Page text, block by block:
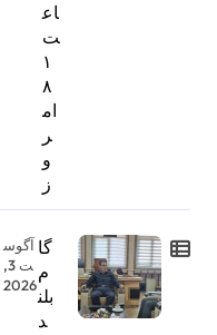
اع
ت
۱
۸
ام
ر
و
ز
گا
م
بلن
د
آگوس
ت 3,
2026